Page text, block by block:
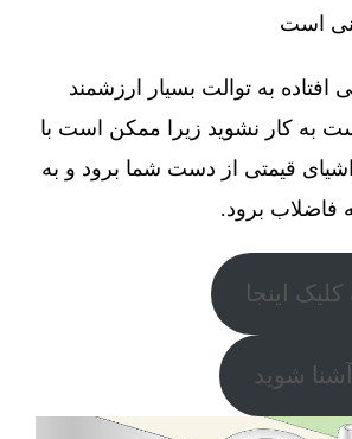
است
به توالت بسیار ارزشمند
به کار نشوید زیرا ممکن است با
قیمتی از دست شما برود و به
فاضلاب برود.
اینجا
شوید